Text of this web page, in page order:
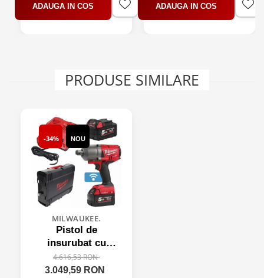
ADAUGA IN COS ADAUGA IN COS
PRODUSE SIMILARE
-34% NOU
MILWAUKEE.
Pistol de
insurubat cu
impact 3/4" inclus
2 x 5Ah x 18V,
4.616,53 RON
3.049,59 RON